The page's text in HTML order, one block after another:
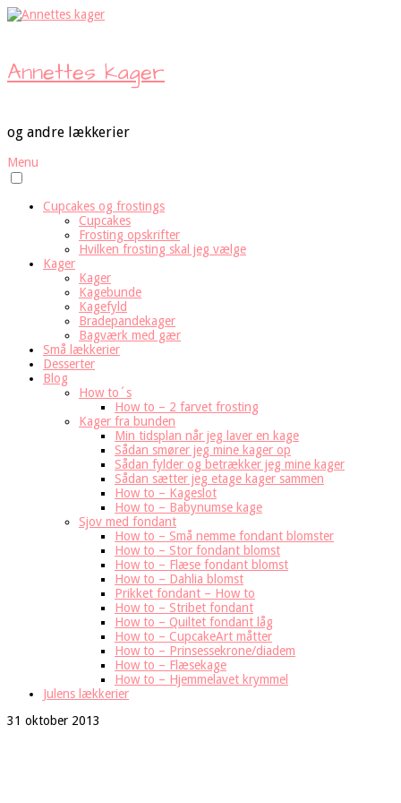
Annettes kager
og andre lækkerier
Menu
Cupcakes og frostings
Cupcakes
Frosting opskrifter
Hvilken frosting skal jeg vælge
Kager
Kager
Kagebunde
Kagefyld
Bradepandekager
Bagværk med gær
Små lækkerier
Desserter
Blog
How to´s
How to – 2 farvet frosting
Kager fra bunden
Min tidsplan når jeg laver en kage
Sådan smører jeg mine kager op
Sådan fylder og betrækker jeg mine kager
Sådan sætter jeg etage kager sammen
How to – Kageslot
How to – Babynumse kage
Sjov med fondant
How to – Små nemme fondant blomster
How to – Stor fondant blomst
How to – Flæse fondant blomst
How to – Dahlia blomst
Prikket fondant – How to
How to – Stribet fondant
How to – Quiltet fondant låg
How to – CupcakeArt måtter
How to – Prinsessekrone/diadem
How to – Flæsekage
How to – Hjemmelavet krymmel
Julens lækkerier
31 oktober 2013